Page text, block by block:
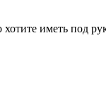
иметь под